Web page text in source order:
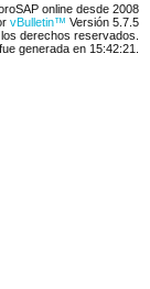
online desde 2008
vBulletin™ Versión 5.7.5
derechos reservados.
generada en 15:42:21.